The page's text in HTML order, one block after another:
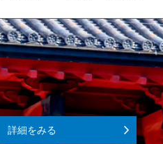
詳細をみる